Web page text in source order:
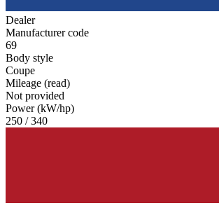
Dealer
Manufacturer code
69
Body style
Coupe
Mileage (read)
Not provided
Power (kW/hp)
250 / 340